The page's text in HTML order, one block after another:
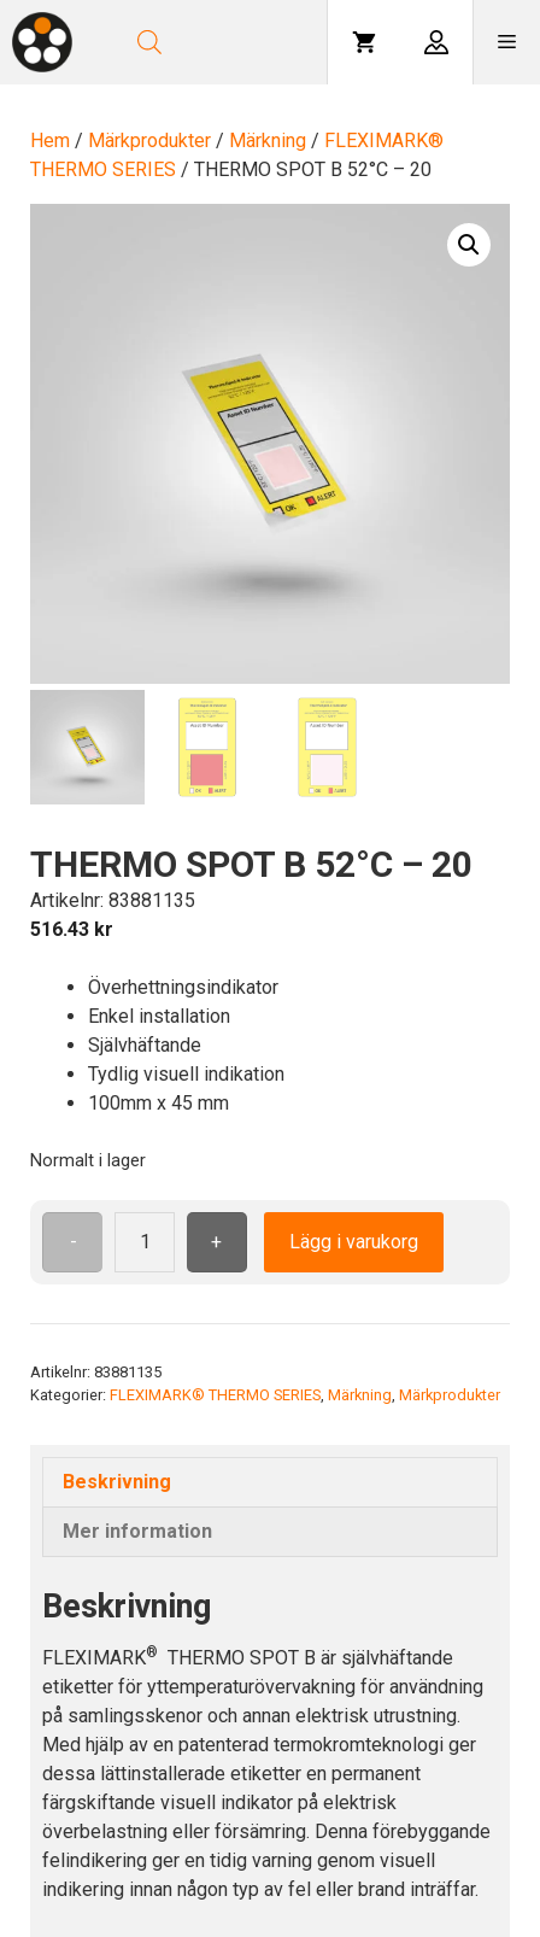
Hoppa
till
innehåll
Hem / Märkprodukter / Märkning / FLEXIMARK®
THERMO SERIES / THERMO SPOT B 52°C – 20
THERMO SPOT B 52°C – 20
Artikelnr: 83881135
516.43 kr
Överhettningsindikator
Enkel installation
Självhäftande
Tydlig visuell indikation
100mm x 45 mm
Normalt i lager
-
THERMO
20
+ Lägg i varukorg
Artikelnr: 83881135
Kategorier: FLEXIMARK® THERMO SERIES Märkning Märkprodukter
Beskrivning
Mer information
Beskrivning
FLEXIMARK®
THERMO SPOT B är självhäftande
etiketter för yttemperaturövervakning för användning
på samlingsskenor och annan elektrisk utrustning.
Med hjälp av en patenterad termokromteknologi ger
dessa lättinstallerade etiketter en permanent
färgskiftande visuell indikator på elektrisk
överbelastning eller försämring. Denna förebyggande
felindikering ger en tidig varning genom visuell
indikering innan någon typ av fel eller brand inträffar.